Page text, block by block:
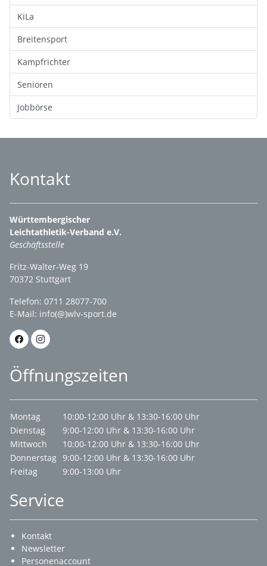
KiLa
Breitensport
Kampfrichter
Senioren
Jobbörse
Kontakt
Württembergischer
Leichtathletik-Verband e.V.
Geschäftsstelle
Fritz-Walter-Weg 19
70372 Stuttgart
Telefon: 0711 28077-700
E-Mail: info(@)wlv-sport.de
Öffnungszeiten
Montag
10:00-12:00 Uhr & 13:30-16:00 Uhr
Dienstag
9:00-12:00 Uhr & 13:30-16:00 Uhr
Mittwoch
10:00-12:00 Uhr & 13:30-16:00 Uhr
Donnerstag 9:00-12:00 Uhr & 13:30-16:00 Uhr
Freitag
9:00-13:00 Uhr
Service
Kontakt
Newsletter
Personenaccount